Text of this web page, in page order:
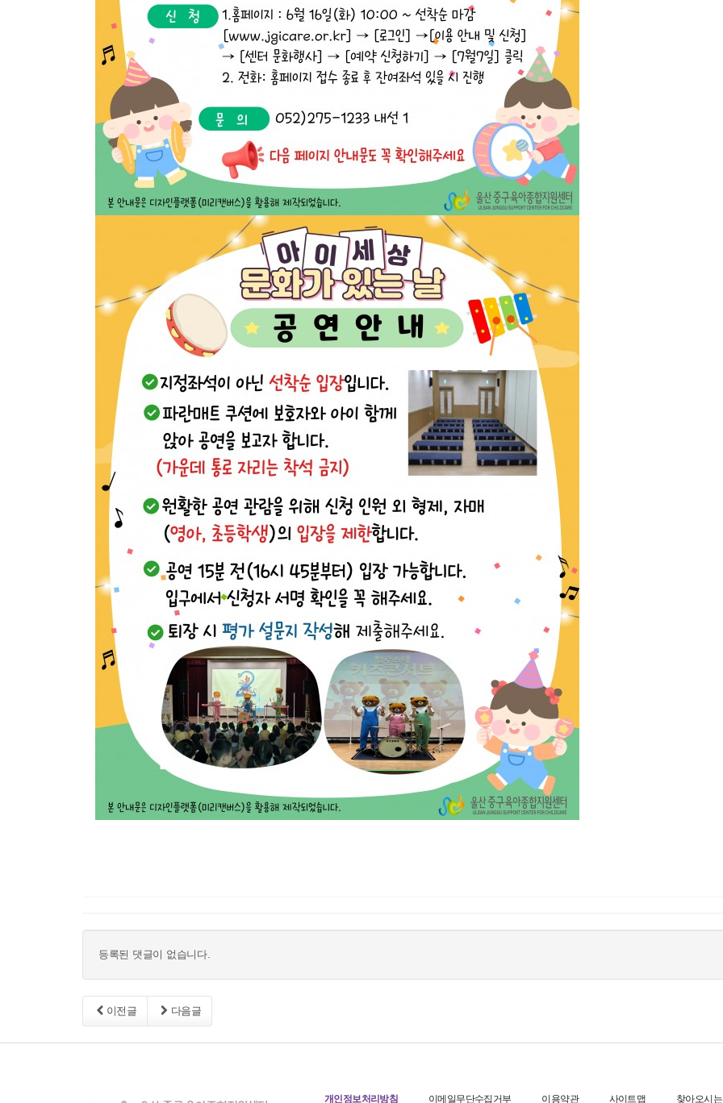
등록된 댓글이 없습니다.
이전글 다음글
개인정보처리방침 이메일무단수집거부 이용약관 사이트맵 찾아오시